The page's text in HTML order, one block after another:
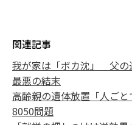
関連記事
我が家は「ボカ沈」 父の
最悪の結末
高齢親の遺体放置「人ご
8050問題